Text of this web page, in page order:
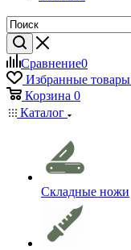
Сравнение0
Избранные товары
Корзина 0
Каталог
Складные ножи